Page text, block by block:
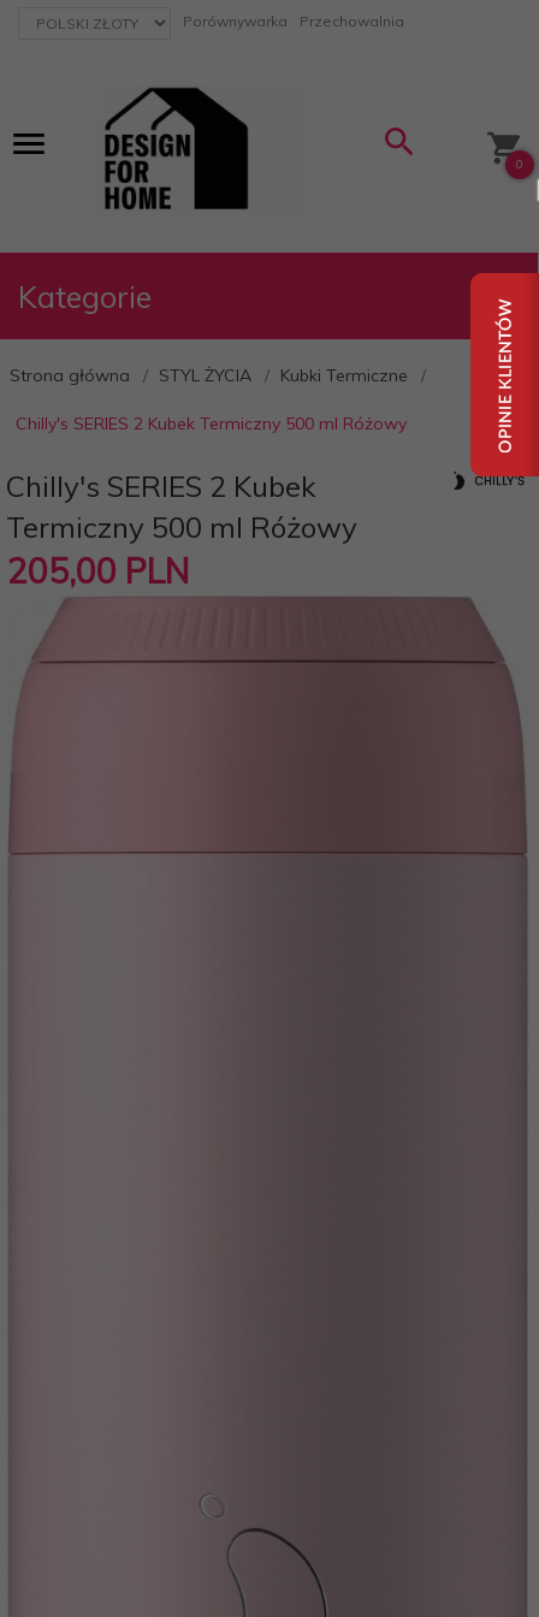
currency_h Porównywarka Przechowalnia
0
Kategorie
Strona główna STYL ŻYCIA Kubki Termiczne
Chilly's SERIES 2 Kubek Termiczny 500 ml Różowy
Chilly's SERIES 2 Kubek
Termiczny 500 ml Różowy
205,00 PLN